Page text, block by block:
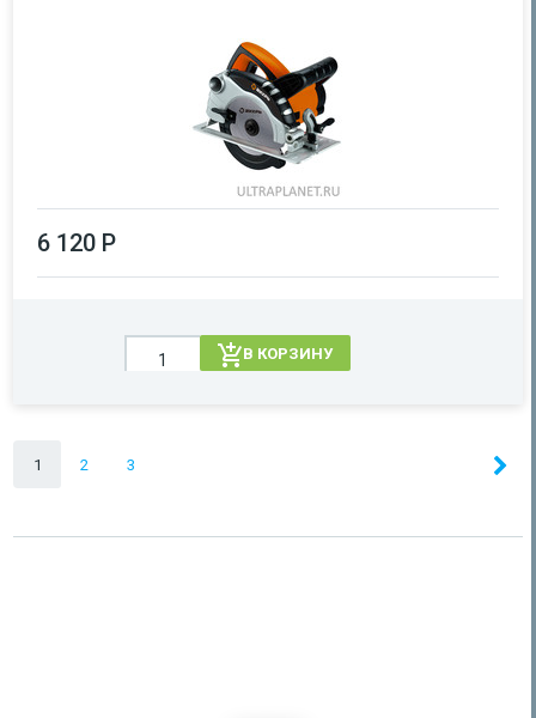
6 120 Р
В КОРЗИНУ
1 2 3